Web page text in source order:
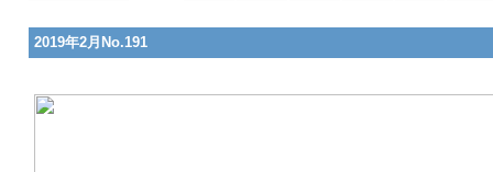
2019年2月No.191